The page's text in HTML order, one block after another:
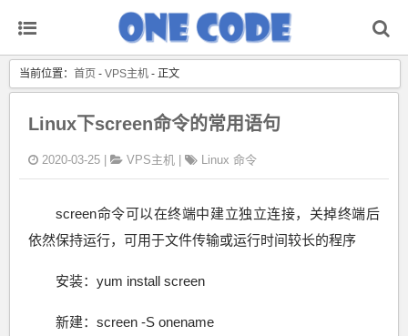
当前位置： 首页 - VPS主机 - 正文
Linux下screen命令的常用语句
2020-03-25 | VPS主机 Linux 命令
screen命令可以在终端中建立独立连接，关掉终端后
依然保持运行，可用于文件传输或运行时间较长的程序
安装：yum install screen
新建：screen -S onename